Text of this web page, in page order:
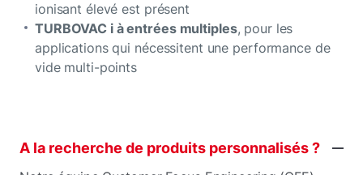
ionisant élevé est présent
TURBOVAC i à entrées multiples, pour les
applications qui nécessitent une performance de
vide multi-points
A la recherche de produits personnalisés ?